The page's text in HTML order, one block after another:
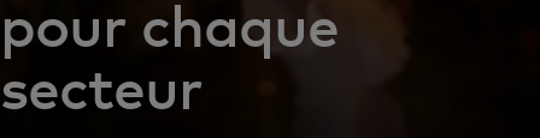
pour chaque
secteur